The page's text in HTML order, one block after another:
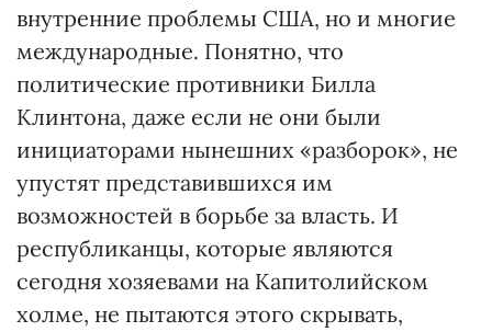
внутренние проблемы США, но и многие
международные. Понятно, что
политические противники Билла
Клинтона, даже если не они были
инициаторами нынешних «разборок», не
упустят представившихся им
возможностей в борьбе за власть. И
республиканцы, которые являются
сегодня хозяевами на Капитолийском
холме, не пытаются этого скрывать,